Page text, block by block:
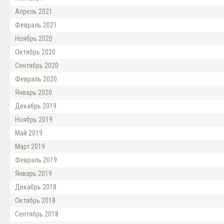
Апрель 2021
Февраль 2021
Ноябрь 2020
Октябрь 2020
Сентябрь 2020
Февраль 2020
Январь 2020
Декабрь 2019
Ноябрь 2019
Май 2019
Март 2019
Февраль 2019
Январь 2019
Декабрь 2018
Октябрь 2018
Сентябрь 2018